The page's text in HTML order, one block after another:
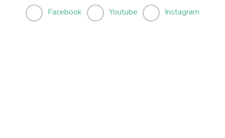
Facebook Youtube Instagram